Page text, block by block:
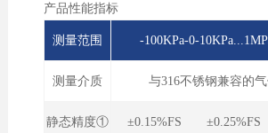
产品性能指标
测量范围 -100KPa-0-
测量介质 与316不锈钢兼容的
静态精度① ±0.15%FS